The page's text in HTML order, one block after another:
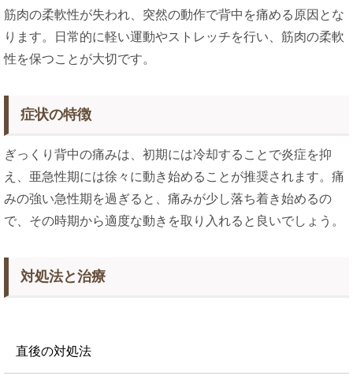
筋肉の柔軟性が失われ、突然の動作で背中を痛める原因とな
ります​​。日常的に軽い運動やストレッチを行い、筋肉の柔軟
性を保つことが大切です。
症状の特徴
ぎっくり背中の痛みは、初期には冷却することで炎症を抑
え、亜急性期には徐々に動き始めることが推奨されます。痛
みの強い急性期を過ぎると、痛みが少し落ち着き始めるの
で、その時期から適度な動きを取り入れると良いでしょう​。
対処法と治療
直後の対処法